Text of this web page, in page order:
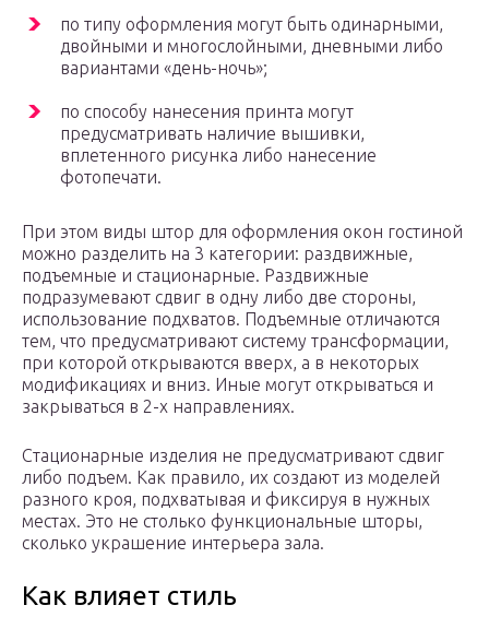
по типу оформления могут быть одинарными,
двойными и многослойными, дневными либо
вариантами «день-ночь»;
по способу нанесения принта могут
предусматривать наличие вышивки,
вплетенного рисунка либо нанесение
фотопечати.
При этом виды штор для оформления окон гостиной
можно разделить на 3 категории: раздвижные,
подъемные и стационарные. Раздвижные
подразумевают сдвиг в одну либо две стороны,
использование подхватов. Подъемные отличаются
тем, что предусматривают систему трансформации,
при которой открываются вверх, а в некоторых
модификациях и вниз. Иные могут открываться и
закрываться в 2-х направлениях.
Стационарные изделия не предусматривают сдвиг
либо подъем. Как правило, их создают из моделей
разного кроя, подхватывая и фиксируя в нужных
местах. Это не столько функциональные шторы,
сколько украшение интерьера зала.
Как влияет стиль